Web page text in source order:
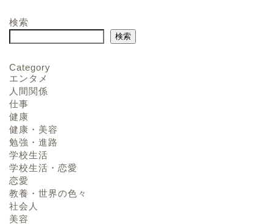
検索
検索
Category
エンタメ
人間関係
仕事
健康
健康・美容
勉強・進路
学校生活
学校生活・恋愛
恋愛
教養・世界の色々
社会人
美容